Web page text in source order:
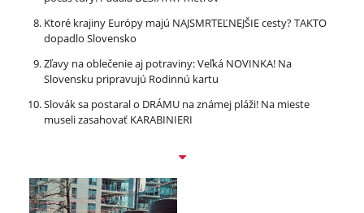
Ktoré krajiny Európy majú NAJSMRTEĽNEJŠIE cesty? TAKTO
dopadlo Slovensko
Zľavy na oblečenie aj potraviny: Veľká NOVINKA! Na
Slovensku pripravujú Rodinnú kartu
Slovák sa postaral o DRÁMU na známej pláži! Na mieste
museli zasahovať KARABINIERI